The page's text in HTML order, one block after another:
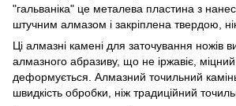
"гальваніка" це металева пластина з
штучним алмазом і закріплена твердою,
Ці алмазні камені для заточування ножів
алмазного абразиву, що не іржавіє, міцний
деформується. Алмазний точильний
швидкість обробки, ніж традиційний